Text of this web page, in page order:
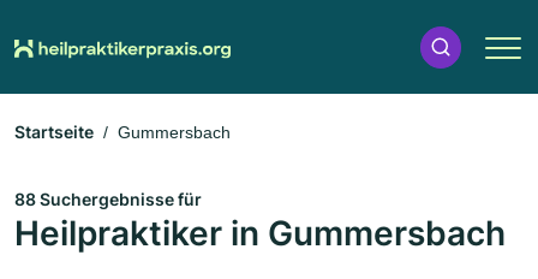
Startseite Gummersbach
88 Suchergebnisse für
Heilpraktiker in Gummersbach